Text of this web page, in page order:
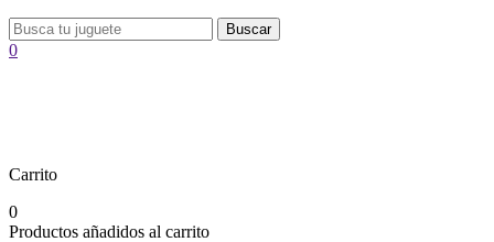
Buscar
0
Carrito
0
Productos añadidos al carrito